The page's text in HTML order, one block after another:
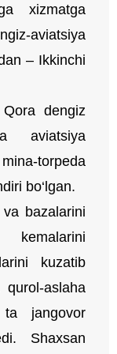
xizmatga
aviatsiya
– Ikkinchi
dengiz
aviatsiya
torpeda
bo‘lgan.
bazalarini
kuzatib
aslaha
jangovor
Shaxsan